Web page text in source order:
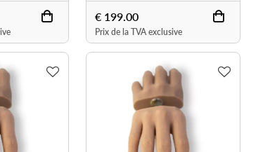
€ 199.00
Prix de la TVA exclusive